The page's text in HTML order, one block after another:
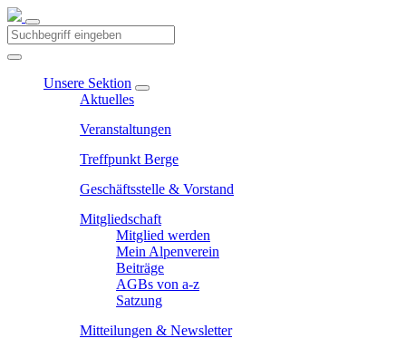
Unsere Sektion
Aktuelles
Veranstaltungen
Treffpunkt Berge
Geschäftsstelle & Vorstand
Mitgliedschaft
Mitglied werden
Mein Alpenverein
Beiträge
AGBs von a-z
Satzung
Mitteilungen & Newsletter